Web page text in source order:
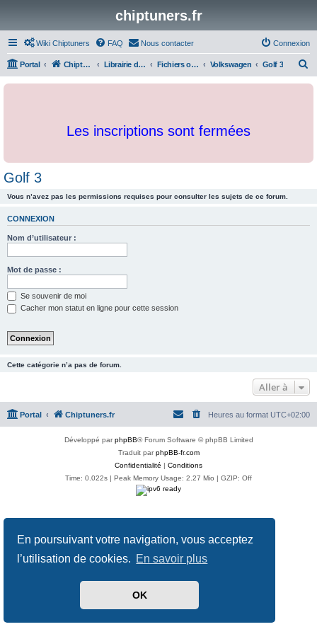
En poursuivant votre navigation, vous acceptez
l’utilisation de cookies. En savoir plus
OK
chiptuners.fr
Wiki Chiptuners FAQ Nous contacter Connexion
Portal Chiptuners.fr Librairie de documents et originaux Fichiers originaux Volkswagen Golf 3
c
Les inscriptions sont fermées
Golf 3
Vous n’avez pas les permissions requises pour consulter les sujets de ce forum.
CONNEXION
Nom d’utilisateur :
Mot de passe :
Se souvenir de moi
Cacher mon statut en ligne pour cette session
Cette catégorie n’a pas de forum.
Aller à
Portal Chiptuners.fr Heures au format UTC+02:00
Développé parphpBB® Forum Software © phpBB Limited
Traduit parphpBB-fr.com
Confidentialité | Conditions
Time: 0.022s | Peak Memory Usage: 2.27 Mio | GZIP: Off